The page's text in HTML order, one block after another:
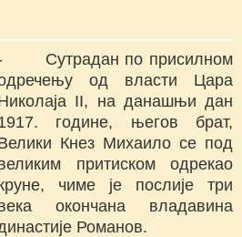
Сутрадан по присилном
од власти Цара
II, на данашњи дан
године, његов брат,
Кнез Михаило се под
притиском одрекао
чиме је послије три
окончана владавина
Романов.